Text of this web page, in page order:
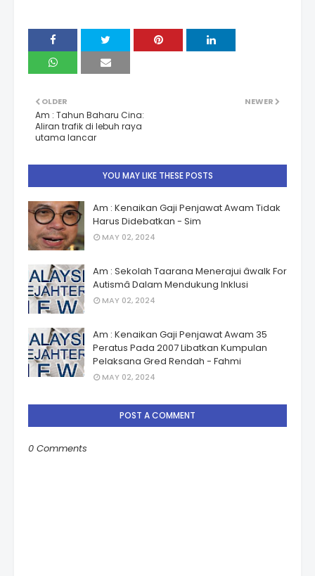
NEWER
OLDER
Am : Tahun Baharu Cina:
Aliran trafik di lebuh raya
utama lancar
YOU MAY LIKE THESE POSTS
Am : Kenaikan Gaji Penjawat Awam Tidak
Harus Didebatkan - Sim
MAY 02, 2024
Am : Sekolah Taarana Menerajui âwalk For
Autismâ Dalam Mendukung Inklusi
MAY 02, 2024
Am : Kenaikan Gaji Penjawat Awam 35
Peratus Pada 2007 Libatkan Kumpulan
Pelaksana Gred Rendah - Fahmi
MAY 02, 2024
POST A COMMENT
0 Comments